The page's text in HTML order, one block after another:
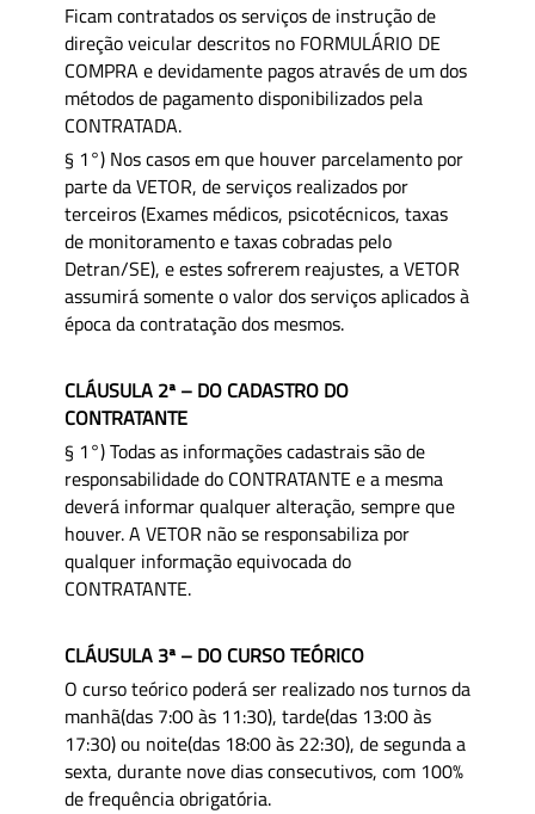
Ficam contratados os serviços de instrução de
direção veicular descritos no FORMULÁRIO DE
COMPRA e devidamente pagos através de um dos
métodos de pagamento disponibilizados pela
CONTRATADA.
§ 1°) Nos casos em que houver parcelamento por
parte da VETOR, de serviços realizados por
terceiros (Exames médicos, psicotécnicos, taxas
de monitoramento e taxas cobradas pelo
Detran/SE), e estes sofrerem reajustes, a VETOR
assumirá somente o valor dos serviços aplicados à
época da contratação dos mesmos.
CLÁUSULA 2ª – DO CADASTRO DO
CONTRATANTE
§ 1°) Todas as informações cadastrais são de
responsabilidade do CONTRATANTE e a mesma
deverá informar qualquer alteração, sempre que
houver. A VETOR não se responsabiliza por
qualquer informação equivocada do
CONTRATANTE.
CLÁUSULA 3ª – DO CURSO TEÓRICO
O curso teórico poderá ser realizado nos turnos da
manhã(das 7:00 às 11:30), tarde(das 13:00 às
17:30) ou noite(das 18:00 às 22:30), de segunda a
sexta, durante nove dias consecutivos, com 100%
de frequência obrigatória.